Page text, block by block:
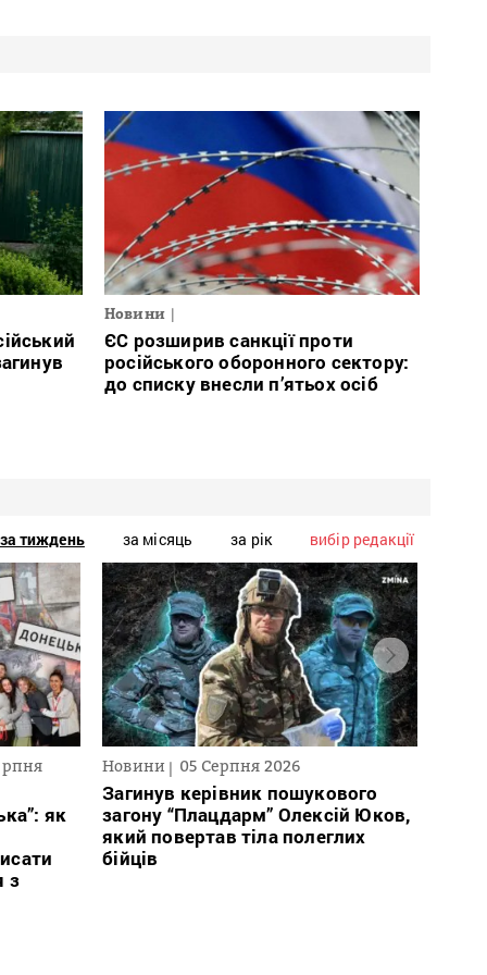
Новини
ЄС розширив санкції проти
російського оборонного сектору:
до списку внесли п’ятьох осіб
за тиждень за місяць за рік вибір редакції
як
з
Новини 05 Серпня 2026
Загинув керівник пошукового
загону “Плацдарм” Олексій Юков,
який повертав тіла полеглих
бійців